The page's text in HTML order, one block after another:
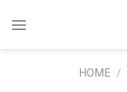
HOME /